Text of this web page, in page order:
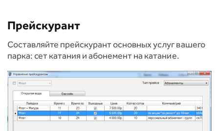
Прейскурант
Составляйте прейскурант основных услуг вашего
парка: сет катания и абонемент на катание.